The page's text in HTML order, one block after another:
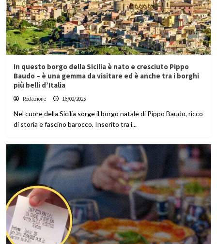
In questo borgo della Sicilia è nato e cresciuto Pippo
Baudo – è una gemma da visitare ed è anche tra i borghi
più belli d’Italia
Redazione 16/02/2025
Nel cuore della Sicilia sorge il borgo natale di Pippo Baudo, ricco
di storia e fascino barocco. Inserito tra i...